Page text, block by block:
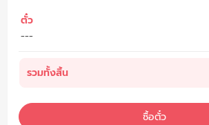
ตั๋ว
---
รวมทั้งสิ้น
ซื้อตั๋ว